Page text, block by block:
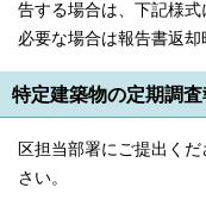
告する場合は、下記様
必要な場合は報告書返却
特定建築物の定期調
区担当部署にご提出く
さい。